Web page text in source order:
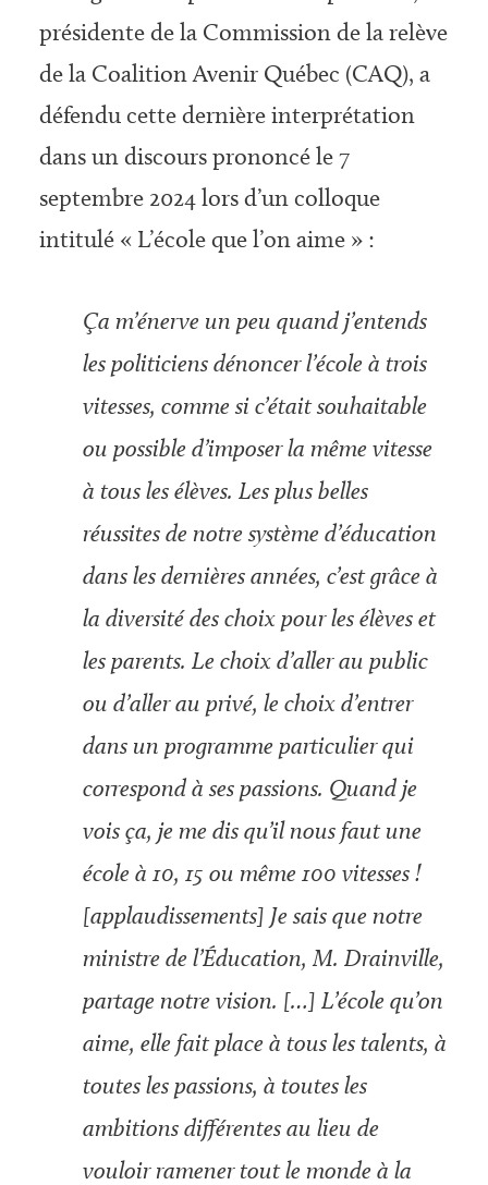
présidente de la Commission de la relève
de la Coalition Avenir Québec (CAQ), a
défendu cette dernière interprétation
dans un discours prononcé le 7
septembre 2024 lors d’un colloque
intitulé « L’école que l’on aime » :
Ça m’énerve un peu quand j’entends
les politiciens dénoncer l’école à trois
vitesses, comme si c’était souhaitable
ou possible d’imposer la même vitesse
à tous les élèves. Les plus belles
réussites de notre système d’éducation
dans les dernières années, c’est grâce à
la diversité des choix pour les élèves et
les parents. Le choix d’aller au public
ou d’aller au privé, le choix d’entrer
dans un programme particulier qui
correspond à ses passions. Quand je
vois ça, je me dis qu’il nous faut une
école à 10, 15 ou même 100 vitesses !
[applaudissements] Je sais que notre
ministre de l’Éducation, M. Drainville,
partage notre vision. […] L’école qu’on
aime, elle fait place à tous les talents, à
toutes les passions, à toutes les
ambitions différentes au lieu de
vouloir ramener tout le monde à la